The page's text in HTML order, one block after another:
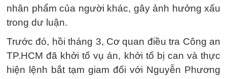
nhân phẩm của người khác, gây ảnh hưởng xấu
trong dư luận.
Trước đó, hồi tháng 3, Cơ quan điều tra Công an
TP.HCM đã khởi tố vụ án, khởi tố bị can và thực
hiện lệnh bắt tạm giam đối với Nguyễn Phương